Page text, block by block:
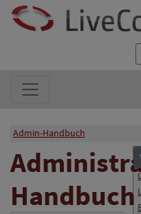
Admin-Handbuch
Handbuch